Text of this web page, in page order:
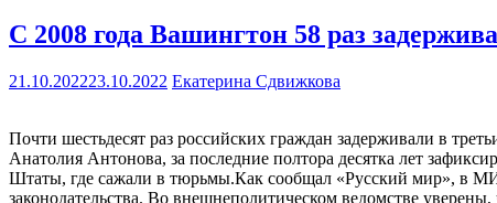
С 2008 года Вашингтон 58 раз
21.10.202223.10.2022 Екатерина Сдвижкова
Почти шестьдесят раз российских граждан задерживали в
Анатолия Антонова, за последние полтора десятка лет
Штаты, где сажали в тюрьмы.Как сообщал «Русский мир», в
законодательства. Во внешнеполитическом ведомстве